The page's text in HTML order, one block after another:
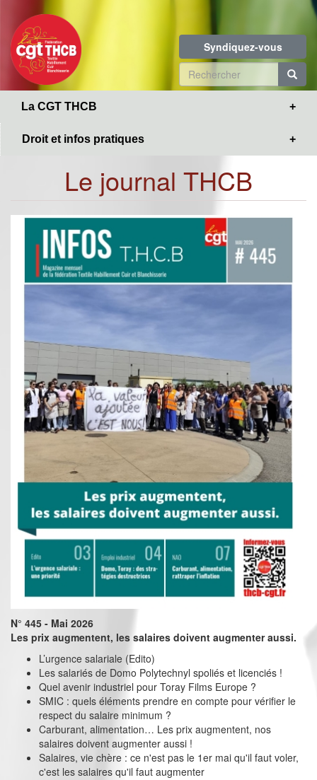
contenu
principal
Syndiquez-vous
Formulaire
de
La CGT THCB
Droit et infos pratiques
Le journal THCB
N° 445 - Mai 2026
Les prix augmentent, les salaires doivent augmenter aussi.
L’urgence salariale (Edito)
Les salariés de Domo Polytechnyl spoliés et licenciés !
Quel avenir industriel pour Toray Films Europe ?
SMIC : quels éléments prendre en compte pour vérifier le
respect du salaire minimum ?
Carburant, alimentation… Les prix augmentent, nos
salaires doivent augmenter aussi !
Salaires, vie chère : ce n'est pas le 1er mai qu'il faut voler,
c'est les salaires qu'il faut augmenter